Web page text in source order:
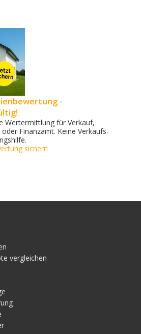
-
Wertermittlung für Verkauf,
Finanzamt. Keine Verkaufs­
sichern
vergleichen